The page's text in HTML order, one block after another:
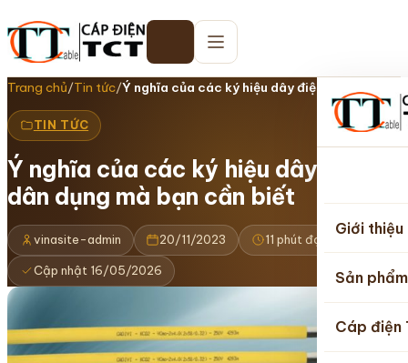
Giới thiệu
Sản phẩm
Cáp điện
Trang chủ/Tin tức/Ý nghĩa của các ký hiệu dây điện dân…
TIN TỨC
Ý nghĩa của các ký hiệu dây điện
dân dụng mà bạn cần biết
vinasite-admin 20/11/2023 11 phút đọc
Cập nhật 16/05/2026